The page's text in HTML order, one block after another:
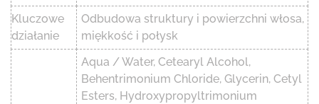
Kluczowe
działanie
Odbudowa struktury i powierzchni włosa,
miękkość i połysk
Aqua / Water, Cetearyl Alcohol,
Behentrimonium Chloride, Glycerin, Cetyl
Esters, Hydroxypropyltrimonium